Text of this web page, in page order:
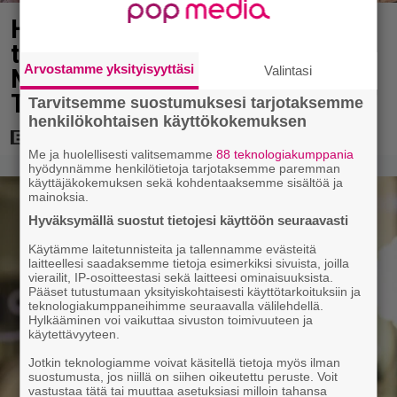
Homeros-kääntäjä ampui uuden
täyslaidallisen Christopher
Nolania kohtaan – nyt aiheena
Troijan hevonen
Arvostamme yksityisyyttäsi Valintasi
Tarvitsemme suostumuksesi tarjotaksemme
henkilökohtaisen käyttökokemuksen
Me ja huolellisesti valitsemamme88 teknologiakumppania
hyödynnämme henkilötietoja tarjotaksemme paremman
käyttäjäkokemuksen sekä kohdentaaksemme sisältöä ja
mainoksia.
Hyväksymällä suostut tietojesi käyttöön seuraavasti
Käytämme laitetunnisteita ja tallennamme evästeitä
laitteellesi saadaksemme tietoja esimerkiksi sivuista, joilla
vierailit, IP-osoitteestasi sekä laitteesi ominaisuuksista.
Pääset tutustumaan yksityiskohtaisesti käyttötarkoituksiin ja
teknologiakumppaneihimme seuraavalla välilehdellä.
Hylkääminen voi vaikuttaa sivuston toimivuuteen ja
käytettävyyteen.
Jotkin teknologiamme voivat käsitellä tietoja myös ilman
suostumusta, jos niillä on siihen oikeutettu peruste. Voit
vastustaa tätä tai muuttaa asetuksiasi milloin tahansa